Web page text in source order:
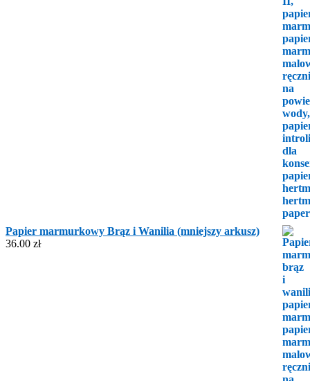
Papier marmurkowy Brąz i Wanilia (mniejszy arkusz)
36.00 zł